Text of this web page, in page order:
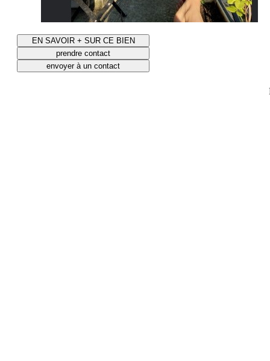
EN SAVOIR + SUR CE BIEN
prendre contact
envoyer à un contact